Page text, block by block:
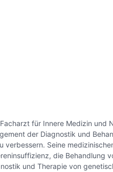
für Innere Medizin und
der Diagnostik und
verbessern. Seine
die Behandlung
und Therapie von